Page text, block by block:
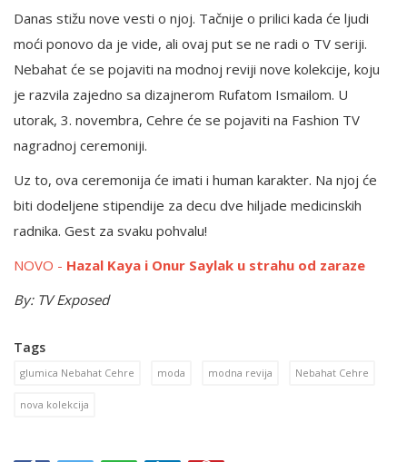
Danas stižu nove vesti o njoj. Tačnije o prilici kada će ljudi
moći ponovo da je vide, ali ovaj put se ne radi o TV seriji.
Nebahat će se pojaviti na modnoj reviji nove kolekcije, koju
je razvila zajedno sa dizajnerom Rufatom Ismailom. U
utorak, 3. novembra, Cehre će se pojaviti na Fashion TV
nagradnoj ceremoniji.
Uz to, ova ceremonija će imati i human karakter. Na njoj će
biti dodeljene stipendije za decu dve hiljade medicinskih
radnika. Gest za svaku pohvalu!
NOVO - Hazal Kaya i Onur Saylak u strahu od zaraze
By: TV Exposed
Tags
glumica Nebahat Cehre moda modna revija Nebahat Cehre
nova kolekcija